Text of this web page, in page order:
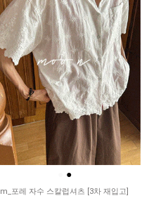
●
m_포레 자수 스칼럽셔츠 [3차 재입고]